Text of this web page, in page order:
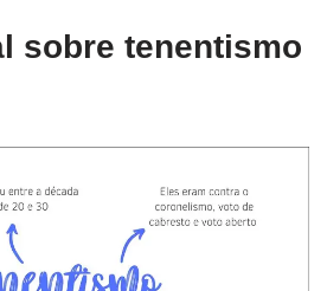
sobre tenentismo